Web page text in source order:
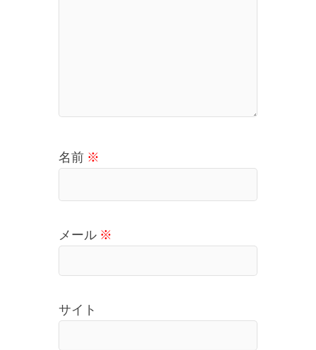
名前 ※
メール ※
サイト